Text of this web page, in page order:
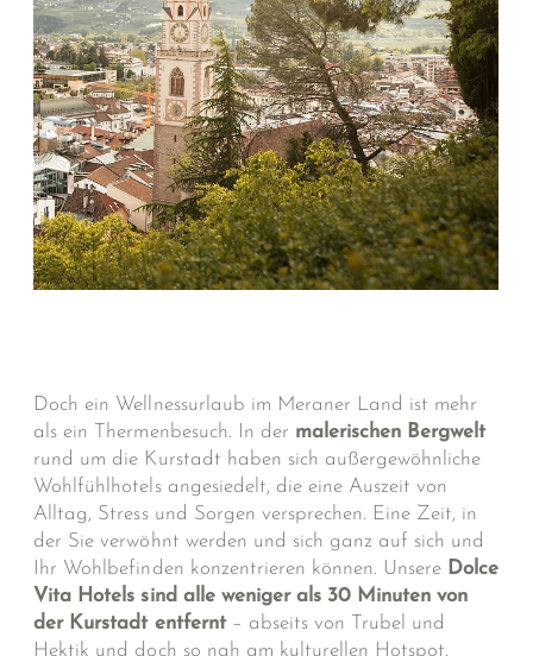
zu erleben – damit Sie im Wellnessurlaub im Herzen
Merans bestens umsorgt und verwöhnt werden.
Doch ein Wellnessurlaub im Meraner Land ist mehr
als ein Thermenbesuch. In der malerischen Bergwelt
rund um die Kurstadt haben sich außergewöhnliche
Wohlfühlhotels angesiedelt, die eine Auszeit von
Alltag, Stress und Sorgen versprechen. Eine Zeit, in
der Sie verwöhnt werden und sich ganz auf sich und
Ihr Wohlbefinden konzentrieren können. Unsere Dolce
Vita Hotels sind alle weniger als 30 Minuten von
der Kurstadt entfernt– abseits von Trubel und
Hektik und doch so nah am kulturellen Hotspot.